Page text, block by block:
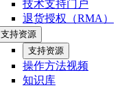
技术支持门户
退货授权（RMA）
支持资源
支持资源
操作方法视频
知识库